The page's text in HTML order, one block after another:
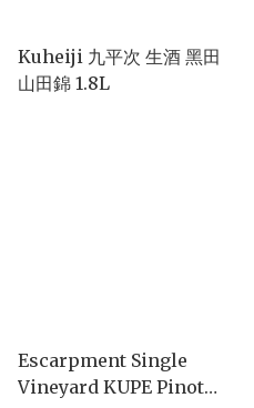
Kuheiji 九平次 生酒 黑田
山田錦 1.8L
Escarpment Single
Vineyard KUPE Pinot